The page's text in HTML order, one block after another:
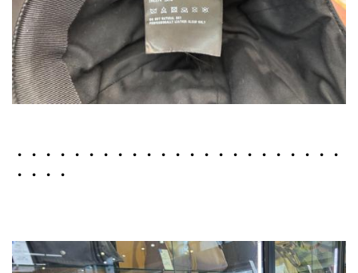
・・・・・・・・・・・・・・・・・・・・・・・
・・・・